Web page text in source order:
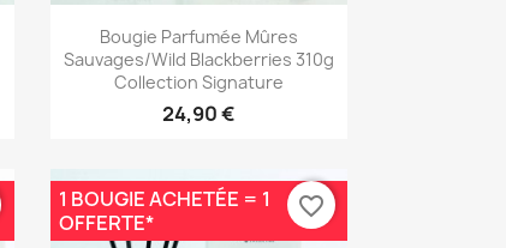
Aperçu rapide
Bougie Parfumée Mûres
Sauvages/Wild Blackberries 310g
Collection Signature
24,90 €
1 BOUGIE ACHETÉE = 1
OFFERTE*
favorite_border